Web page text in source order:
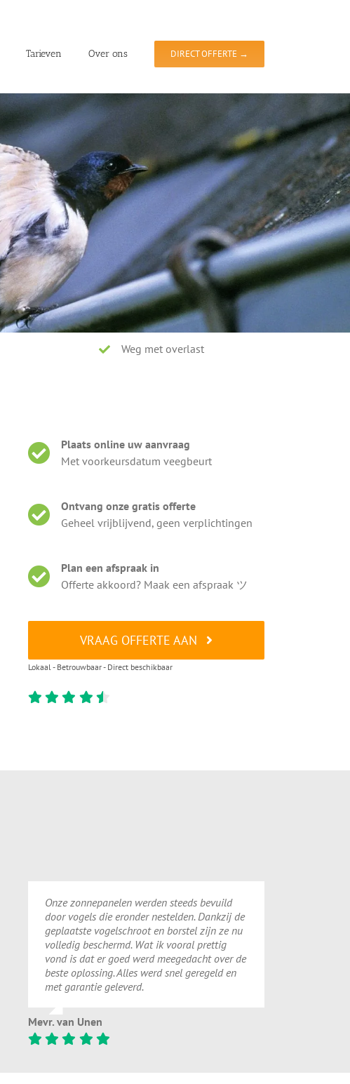
Tarieven Over ons DIRECT OFFERTE →
Weg met overlast
Plaats online uw aanvraag
Met voorkeursdatum veegbeurt
Ontvang onze gratis offerte
Geheel vrijblijvend, geen verplichtingen
Plan een afspraak in
Offerte akkoord? Maak een afspraak ツ
VRAAG OFFERTE AAN
Lokaal - Betrouwbaar - Direct beschikbaar
Onze zonnepanelen werden steeds bevuild
door vogels die eronder nestelden. Dankzij de
geplaatste vogelschroot en borstel zijn ze nu
volledig beschermd. Wat ik vooral prettig
vond is dat er goed werd meegedacht over de
beste oplossing. Alles werd snel geregeld en
met garantie geleverd.
Mevr. van Unen